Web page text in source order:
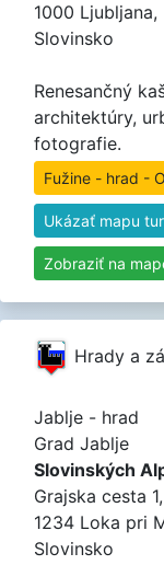
1000 Ljubljana,
Slovinsko
Renesančný
architektúry,
fotografie.
Fužine - hrad -
Ukázať mapu
Zobraziť na
Hrady a
Jablje - hrad
Grad Jablje
Slovinských
Grajska cesta 1,
1234 Loka pri
Slovinsko